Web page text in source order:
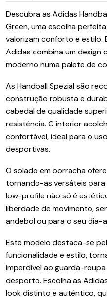
Descubra as Adidas
Green, uma escolha
valorizam conforto e estilo.
Adidas combina um design
moderno numa palete de
As Handball Spezial são
construção robusta e
cabedal de qualidade
resistência. O interior
confortável, ideal para o
desportivas.
O solado em borracha
tornando-as versáteis para
low-profile não só é
liberdade de movimento,
andebol ou para o seu dia-
Este modelo destaca-se
funcionalidade e estilo,
imperdível ao guarda-
desporto. Escolha as
look distinto e autêntico,